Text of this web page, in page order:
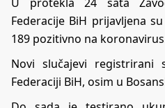
Federacije BiH prijavljena
189 pozitivno na
Novi slučajevi
Federaciji BiH, osim u